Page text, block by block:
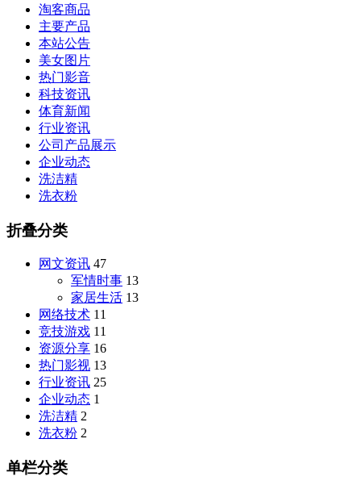
淘客商品
主要产品
本站公告
美女图片
热门影音
科技资讯
体育新闻
行业资讯
公司产品展示
企业动态
洗洁精
洗衣粉
折叠分类
网文资讯 47
军情时事 13
家居生活 13
网络技术 11
竞技游戏 11
资源分享 16
热门影视 13
行业资讯 25
企业动态 1
洗洁精 2
洗衣粉 2
单栏分类